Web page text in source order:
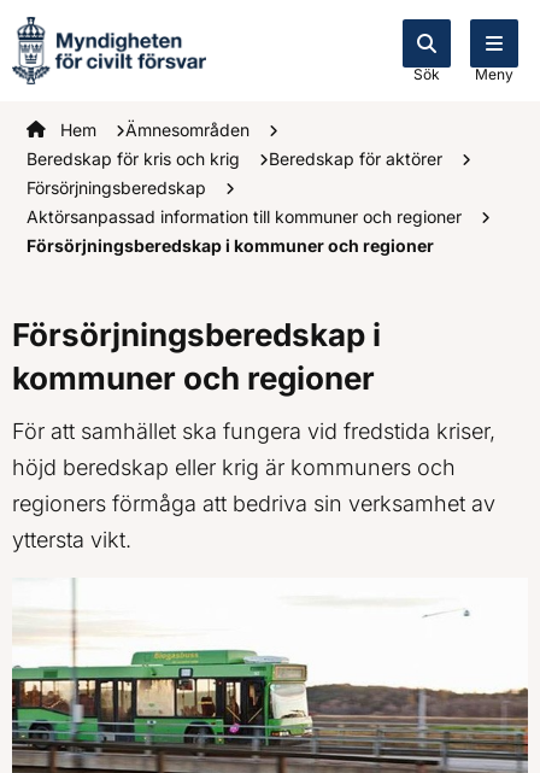
Sök Meny
Startsidan
Hem
Ämnesområden
Beredskap för kris och krig
Beredskap för aktörer
Försörjningsberedskap
Aktörsanpassad information till kommuner och regioner
Försörjningsberedskap i kommuner och regioner
Försörjningsberedskap i
kommuner och regioner
För att samhället ska fungera vid fredstida kriser,
höjd beredskap eller krig är kommuners och
regioners förmåga att bedriva sin verksamhet av
yttersta vikt.